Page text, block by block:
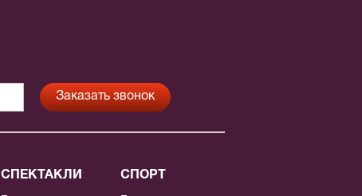
СПЕКТАКЛИ СПОРТ